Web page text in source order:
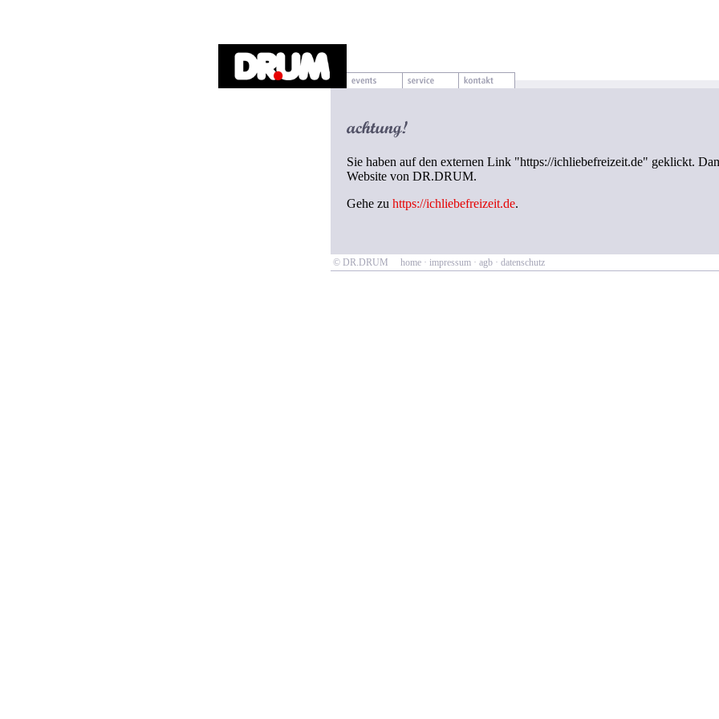
Sie haben auf den externen Link "https://ichliebefreizeit.de" geklickt.
Website von DR.DRUM.
Gehe zu https://ichliebefreizeit.de.
© DR.DRUM home · impressum · agb · datenschutz